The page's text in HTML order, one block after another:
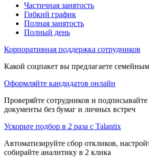
Частичная занятость
Гибкий график
Полная занятость
Полный день
Корпоративная поддержка сотрудников
Какой соцпакет вы предлагаете
Оформляйте кандидатов онлайн
Проверяйте сотрудников и
документы без бумаг и личных встреч
Ускорьте подбор в 2 раза с Talantix
Автоматизируйте сбор откликов,
собирайте аналитику в 2 клика